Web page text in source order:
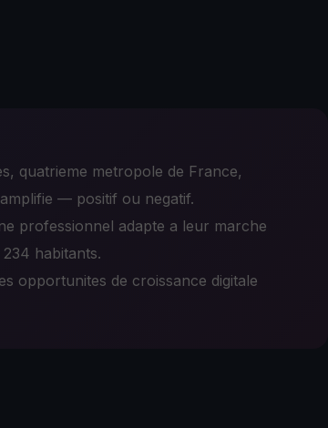
quatrieme metropole de France,
— positif ou negatif.
professionnel adapte a leur marche
habitants.
opportunites de croissance digitale